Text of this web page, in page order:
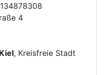
4
Kiel, Kreisfreie Stadt